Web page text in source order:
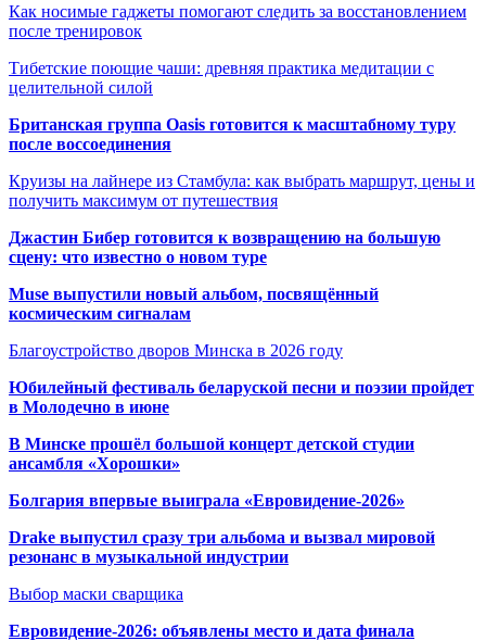
Как носимые гаджеты помогают следить за восстановлением
после тренировок
Тибетские поющие чаши: древняя практика медитации с
целительной силой
Британская группа Oasis готовится к масштабному туру
после воссоединения
Круизы на лайнере из Стамбула: как выбрать маршрут, цены и
получить максимум от путешествия
Джастин Бибер готовится к возвращению на большую
сцену: что известно о новом туре
Muse выпустили новый альбом, посвящённый
космическим сигналам
Благоустройство дворов Минска в 2026 году
Юбилейный фестиваль беларуской песни и поэзии пройдет
в Молодечно в июне
В Минске прошёл большой концерт детской студии
ансамбля «Хорошки»
Болгария впервые выиграла «Евровидение-2026»
Drake выпустил сразу три альбома и вызвал мировой
резонанс в музыкальной индустрии
Выбор маски сварщика
Евровидение-2026: объявлены место и дата финала